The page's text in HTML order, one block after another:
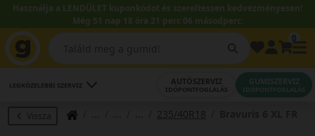
Használja a LENDÜLET kuponkódot és szereltessen kedvezményesen!
Még 51 nap 18 óra 21 perc 05 másodperc.
LEGKÖZELEBBI SZERVIZ AUTÓSZERVIZ
IDŐPONTFOGLALÁS
GUMISZERVIZ
IDŐPONTFOGLALÁS
Vissza 235/40R18